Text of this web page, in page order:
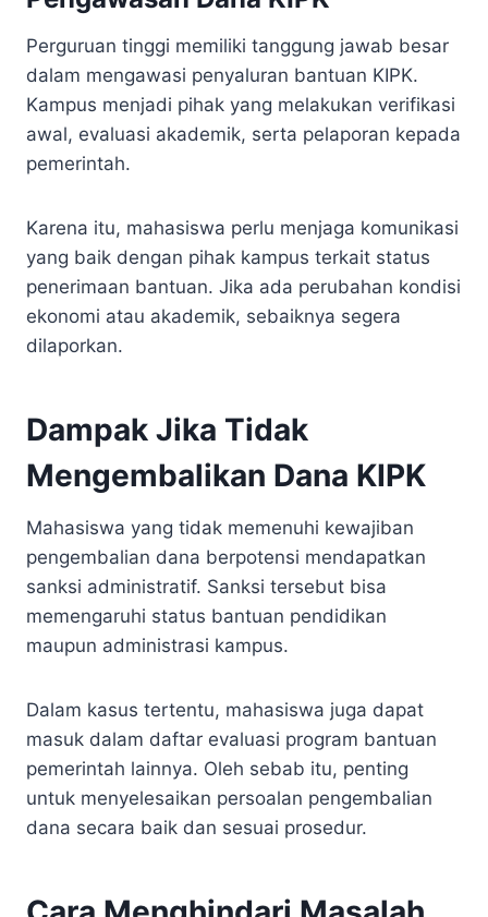
Perguruan tinggi memiliki tanggung jawab besar
dalam mengawasi penyaluran bantuan KIPK.
Kampus menjadi pihak yang melakukan verifikasi
awal, evaluasi akademik, serta pelaporan kepada
pemerintah.
Karena itu, mahasiswa perlu menjaga komunikasi
yang baik dengan pihak kampus terkait status
penerimaan bantuan. Jika ada perubahan kondisi
ekonomi atau akademik, sebaiknya segera
dilaporkan.
Dampak Jika Tidak
Mengembalikan Dana KIPK
Mahasiswa yang tidak memenuhi kewajiban
pengembalian dana berpotensi mendapatkan
sanksi administratif. Sanksi tersebut bisa
memengaruhi status bantuan pendidikan
maupun administrasi kampus.
Dalam kasus tertentu, mahasiswa juga dapat
masuk dalam daftar evaluasi program bantuan
pemerintah lainnya. Oleh sebab itu, penting
untuk menyelesaikan persoalan pengembalian
dana secara baik dan sesuai prosedur.